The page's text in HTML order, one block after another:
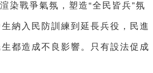
染戰爭氣氛，塑造“全民皆兵”氛
納入民防訓練到延長兵役，民進
都造成不良影響。只有設法促成